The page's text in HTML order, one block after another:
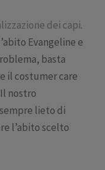
dei capi.
Evangeline e
basta
il costumer care
nostro
lieto di
l’abito scelto